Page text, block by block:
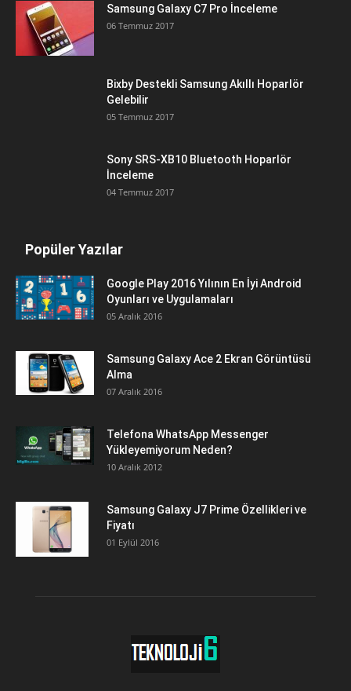
Samsung Galaxy C7 Pro İnceleme
06 Temmuz 2017
Bixby Destekli Samsung Akıllı Hoparlör
Gelebilir
05 Temmuz 2017
Sony SRS-XB10 Bluetooth Hoparlör
İnceleme
04 Temmuz 2017
Popüler Yazılar
Google Play 2016 Yılının En İyi Android
Oyunları ve Uygulamaları
05 Aralık 2016
Samsung Galaxy Ace 2 Ekran Görüntüsü
Alma
07 Aralık 2016
Telefona WhatsApp Messenger
Yükleyemiyorum Neden?
10 Aralık 2012
Samsung Galaxy J7 Prime Özellikleri ve
Fiyatı
01 Eylül 2016